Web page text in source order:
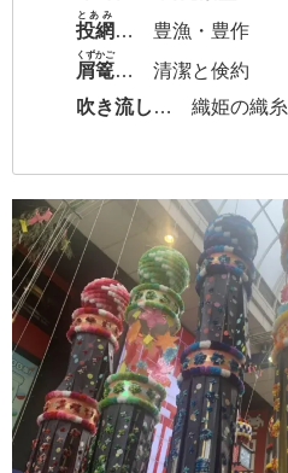
投網
とあみ
… 豊漁・豊作
屑篭
くずかご
… 清潔と倹約
吹き流し … 織姫の織糸